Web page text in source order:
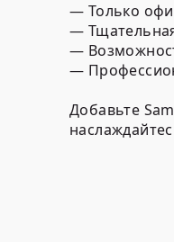
— Только
—
—
—
Добавьте